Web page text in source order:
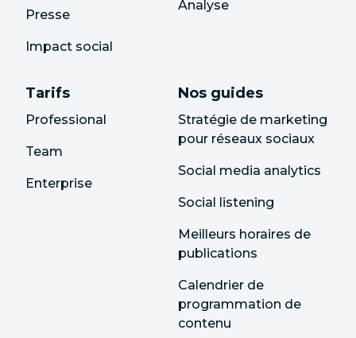
Presse
Impact social
Analyse
Tarifs
Professional
Team
Enterprise
Nos guides
Stratégie de marketing
pour réseaux sociaux
Social media analytics
Social listening
Meilleurs horaires de
publications
Calendrier de
programmation de
contenu